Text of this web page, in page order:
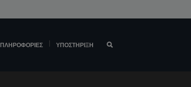
ΠΛΗΡΟΦΟΡΊΕΣ ΥΠΟΣΤΉΡΙΞΗ